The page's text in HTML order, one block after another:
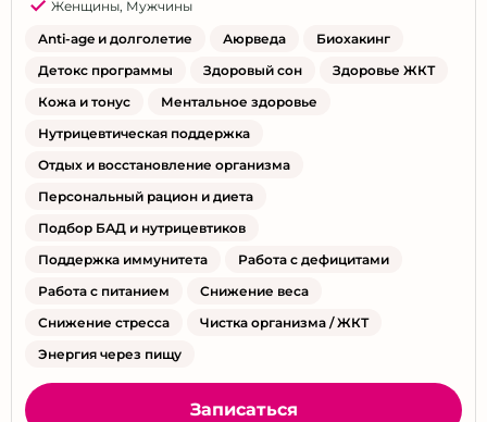
Женщины, Мужчины
Anti-age и долголетие Аюрведа
Биохакинг
Детокс программы
Здоровый сон
Здоровье ЖКТ
Кожа и тонус
Ментальное здоровье
Нутрицевтическая поддержка
Отдых и восстановление организма
Персональный рацион и диета
Подбор БАД и нутрицевтиков
Поддержка иммунитета
Работа с дефицитами
Работа с питанием
Снижение веса
Снижение стресса
Чистка организма / ЖКТ
Энергия через пищу
Записаться